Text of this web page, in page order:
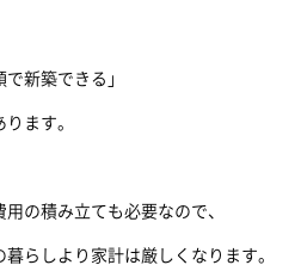
新築できる」
ます。
の積み立ても必要なので、
らしより家計は厳しくなります。